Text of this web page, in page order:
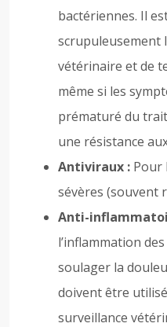
bactériennes. Il
scrupuleusement
vétérinaire et de
même si les
prématuré du
une résistance
Antiviraux : Pour
sévères (souvent
Anti-
l’inflammation
soulager la
doivent être
surveillance